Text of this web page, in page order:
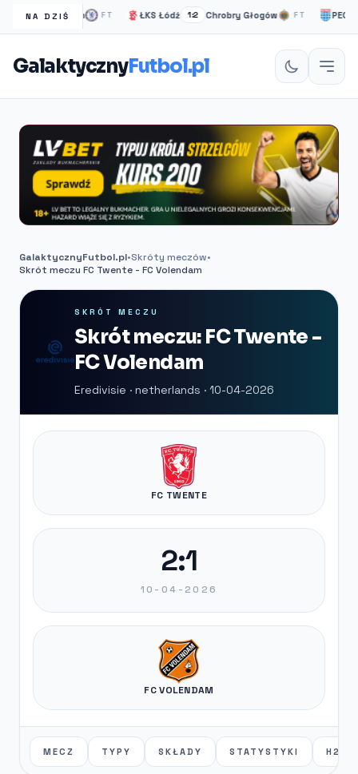
NA DZIŚ
Chelsea Londyn FT ŁKS Łódź 1:2 Chrobry Głogów FT PEC
GalaktycznyFutbol.pl
GalaktycznyFutbol.pl•Skróty meczów•
Skrót meczu FC Twente - FC Volendam
SKRÓT MECZU
Skrót meczu: FC Twente -
FC Volendam
Eredivisie · netherlands · 10-04-2026
FC TWENTE
2:1
10-04-2026
FC VOLENDAM
MECZ TYPY SKŁADY STATYSTYKI H2H